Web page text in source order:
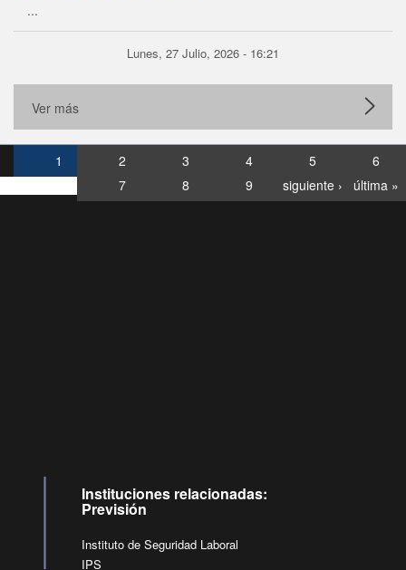
...
Lunes, 27 Julio, 2026 - 16:21
Ver más
1 2 3 4 5
6
7
8 9 siguiente › última »
Instituciones relacionadas:
Previsión
Instituto de Seguridad Laboral
IPS